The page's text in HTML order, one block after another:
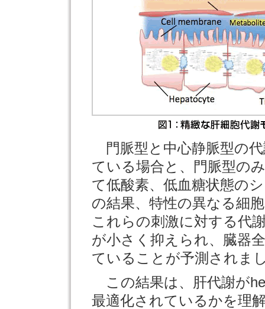
門脈型と中心静脈型の
ている場合と、門脈型の
て低酸素、低血糖状態の
の結果、特性の異なる細
これらの刺激に対する代
が小さく抑えられ、臓器
ていることが予測されま
この結果は、肝代謝が
最適化されているかを理